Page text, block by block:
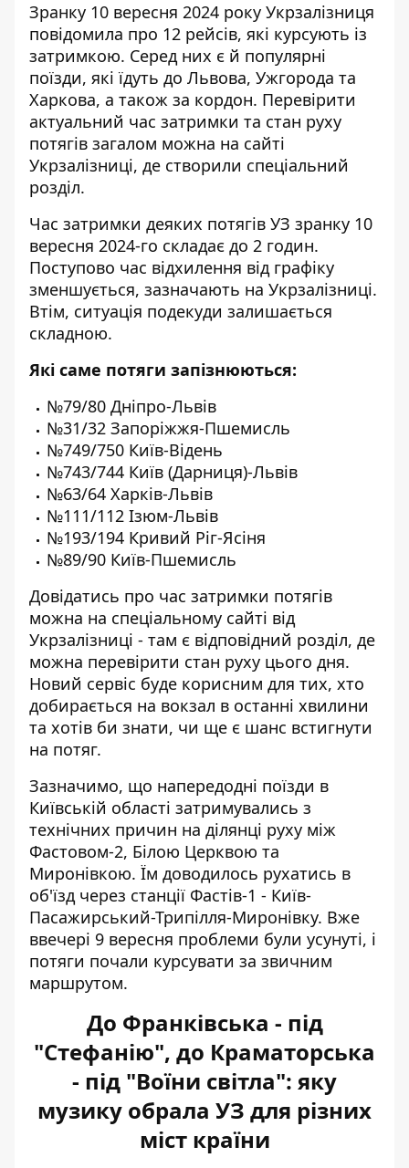
Зранку 10 вересня 2024 року Укрзалізниця
повідомила про 12 рейсів, які курсують із
затримкою. Серед них є й популярні
поїзди, які їдуть до Львова, Ужгорода та
Харкова, а також за кордон. Перевірити
актуальний час затримки та стан руху
потягів загалом можна на сайті
Укрзалізниці, де створили спеціальний
розділ.
Час затримки деяких потягів УЗ зранку 10
вересня 2024-го складає до 2 годин.
Поступово час відхилення від графіку
зменшується, зазначають на Укрзалізниці.
Втім, ситуація подекуди залишається
складною.
Які саме потяги запізнюються:
№79/80 Дніпро-Львів
№31/32 Запоріжжя-Пшемисль
№749/750 Київ-Відень
№743/744 Київ (Дарниця)-Львів
№63/64 Харків-Львів
№111/112 Ізюм-Львів
№193/194 Кривий Ріг-Ясіня
№89/90 Київ-Пшемисль
Довідатись про час затримки потягів
можна на спеціальному сайті від
Укрзалізниці - там є відповідний розділ, де
можна перевірити стан руху цього дня.
Новий сервіс буде корисним для тих, хто
добирається на вокзал в останні хвилини
та хотів би знати, чи ще є шанс встигнути
на потяг.
Зазначимо, що напередодні поїзди в
Київській області затримувались з
технічних причин на ділянці руху між
Фастовом-2, Білою Церквою та
Миронівкою. Їм доводилось рухатись в
об'їзд через станції Фастів-1 - Київ-
Пасажирський-Трипілля-Миронівку. Вже
ввечері 9 вересня проблеми були усунуті, і
потяги почали курсувати за звичним
маршрутом.
До Франківська - під
"Стефанію", до Краматорська
- під "Воїни світла": яку
музику обрала УЗ для різних
міст країни